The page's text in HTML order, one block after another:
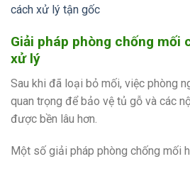
cách xử lý tận gốc
Giải pháp phòng chống mối
xử lý
Sau khi đã loại bỏ mối, việc phòng
quan trọng để bảo vệ tủ gỗ và các
được bền lâu hơn.
Một số giải pháp phòng chống mối